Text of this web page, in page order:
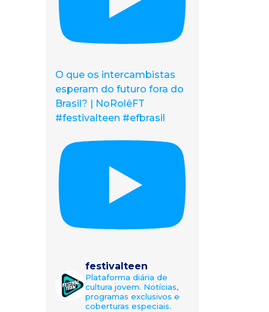
O que os intercambistas
esperam do futuro fora do
Brasil? | NoRolêFT
#festivalteen #efbrasil
festivalteen
Plataforma diária de
cultura jovem. Notícias,
programas exclusivos e
coberturas especiais.